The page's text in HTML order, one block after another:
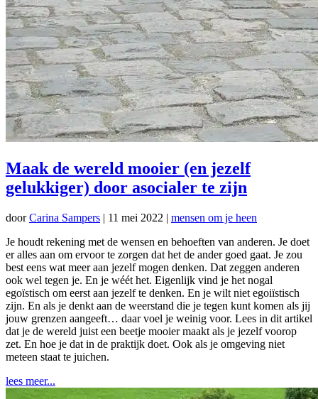
Maak de wereld mooier (en jezelf
gelukkiger) door asocialer te zijn
doorCarina Sampers | 11 mei 2022 | mensen om je heen
Je houdt rekening met de wensen en behoeften van anderen. Je doet
er alles aan om ervoor te zorgen dat het de ander goed gaat. Je zou
best eens wat meer aan jezelf mogen denken. Dat zeggen anderen
ook wel tegen je. En je wéét het. Eigenlijk vind je het nogal
egoïstisch om eerst aan jezelf te denken. En je wilt niet egoiïstisch
zijn. En als je denkt aan de weerstand die je tegen kunt komen als jij
jouw grenzen aangeeft… daar voel je weinig voor. Lees in dit artikel
dat je de wereld juist een beetje mooier maakt als je jezelf voorop
zet. En hoe je dat in de praktijk doet. Ook als je omgeving niet
meteen staat te juichen.
lees meer...